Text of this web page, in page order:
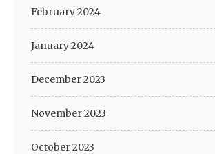
February 2024
January 2024
December 2023
November 2023
October 2023